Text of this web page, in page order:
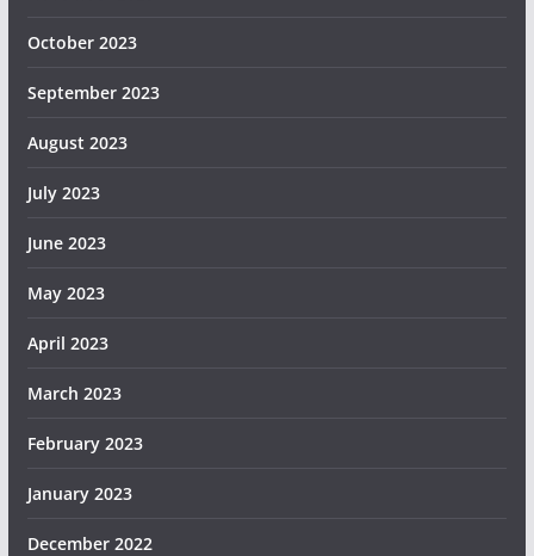
October 2023
September 2023
August 2023
July 2023
June 2023
May 2023
April 2023
March 2023
February 2023
January 2023
December 2022